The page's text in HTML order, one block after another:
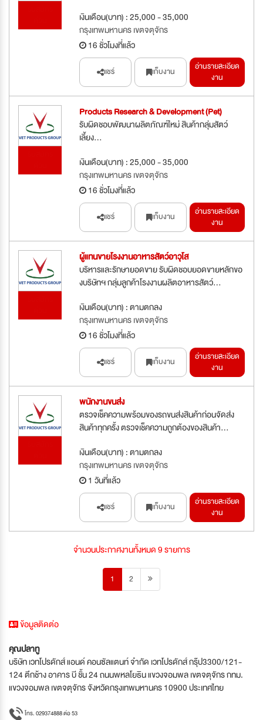
เงินเดือน(บาท) : 25,000 - 35,000
กรุงเทพมหานคร เขตจตุจักร
16 ชั่วโมงที่แล้ว
แชร์ เก็บงาน
อ่านรายละเอียด
งาน
Products Research & Development (Pet)
รับผิดชอบพัฒนาผลิตภัณฑ์ใหม่ สินค้ากลุ่มสัตว์
เลี้ยง...
เงินเดือน(บาท) : 25,000 - 35,000
กรุงเทพมหานคร เขตจตุจักร
16 ชั่วโมงที่แล้ว
แชร์ เก็บงาน
อ่านรายละเอียด
งาน
ผู้แทนขายโรงงานอาหารสัตว์อาวุโส
บริหารและรักษายอดขาย รับผิดชอบยอดขายหลักขอ
งบริษัทฯ กลุ่มลูกค้าโรงงานผลิตอาหารสัตว์...
เงินเดือน(บาท) : ตามตกลง
กรุงเทพมหานคร เขตจตุจักร
16 ชั่วโมงที่แล้ว
แชร์ เก็บงาน
อ่านรายละเอียด
งาน
พนักงานขนส่ง
ตรวจเช็คความพร้อมของรถขนส่งสินค้าก่อนจัดส่ง
สินค้าทุกครั้ง ตรวจเช็คความถูกต้องของสินค้า...
เงินเดือน(บาท) : ตามตกลง
กรุงเทพมหานคร เขตจตุจักร
1 วันที่แล้ว
แชร์ เก็บงาน
อ่านรายละเอียด
งาน
จำนวนประกาศงานทั้งหมด 9 รายการ
1 2
ข้อมูลติดต่อ
คุณปลาทู
บริษัท เวทโปรดักส์ แอนด์ คอนซัลแตนท์ จำกัด เวทโปรดักส์ กรุ๊ป3300/121-
124 ตึกช้าง อาคาร บี ชั้น 24 ถนนพหลโยธิน แขวงจอมพล เขตจตุจักร กทม.
แขวงจอมพล เขตจตุจักร จังหวัดกรุงเทพมหานคร 10900 ประเทศไทย
โทร. 029374888 ต่อ 53